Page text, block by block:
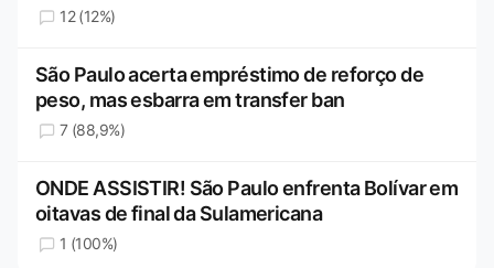
12 (12%)
São Paulo acerta empréstimo de reforço de
peso, mas esbarra em transfer ban
7 (88,9%)
ONDE ASSISTIR! São Paulo enfrenta Bolívar em
oitavas de final da Sulamericana
1 (100%)